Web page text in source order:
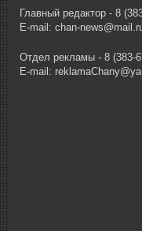
Главный редактор - 8
E-mail: chan-
Отдел рекламы - 8 (383-
E-mail: